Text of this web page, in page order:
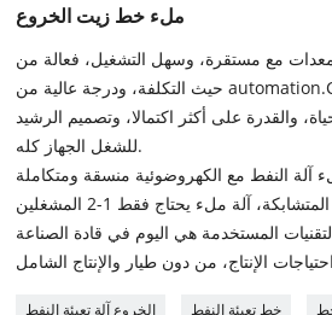
ملء خط زيت الخروع
مع مستقرة، وسهل التشغيل، فعالة من
حيث التكلفة، ودرجة عالية من automation.Compared مع منتجات
والقدرة على أكثر اكتمالا، وتصميم الرشيد
للشغل الجهاز كله.
آلة النفط مع الكهروضوئية منسقة ومتكاملة
الخروع آلة تعبئة النفط خط تعبئة النفط